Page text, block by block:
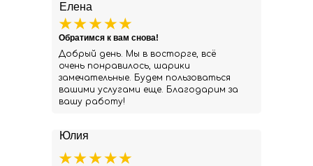
Юлия
Елена
Добрый день. Мы в восторге, всё
очень понравилось, шарики
замечательные. Будем пользоваться
вашими услугами еще. Благодарим за
вашу работу!
Обратимся к вам снова!